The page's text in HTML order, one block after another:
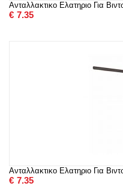
Ανταλλακτικο Ελατηριο Για
€ 7.35
Ανταλλακτικο Ελατηριο Για
€ 7.35